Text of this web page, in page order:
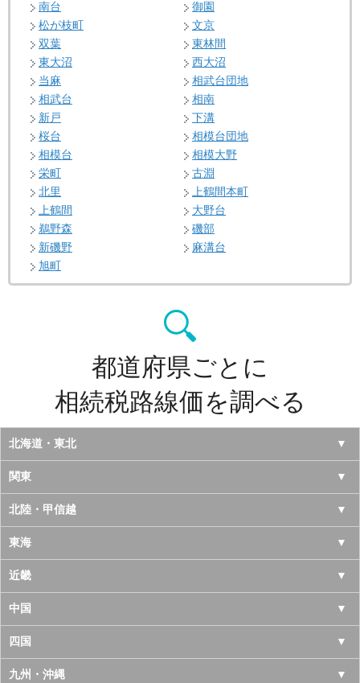
南台
御園
松が枝町
文京
双葉
東林間
東大沼
西大沼
当麻
相武台団地
相武台
相南
新戸
下溝
桜台
相模台団地
相模台
相模大野
栄町
古淵
北里
上鶴間本町
上鶴間
大野台
鵜野森
磯部
新磯野
麻溝台
旭町
都道府県ごとに
相続税路線価を調べる
北海道・東北
北海道
青森県
岩手県
宮城県
秋田県
山形県
福島県
関東
東京都
神奈川県
千葉県
埼玉県
茨城県
栃木県
北陸・甲信越
山梨県
長野県
新潟県
富山県
石川県
東海
愛知県
岐阜県
三重県
静岡県
近畿
大阪府
京都府
兵庫県
中国
鳥取県
島根県
四国
徳島県
九州・沖縄